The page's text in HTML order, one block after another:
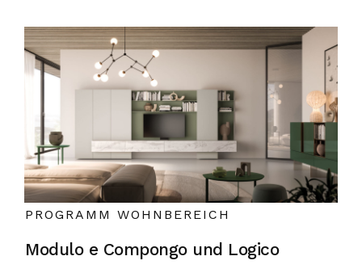
PROGRAMM WOHNBEREICH
Modulo e Compongo und Logico